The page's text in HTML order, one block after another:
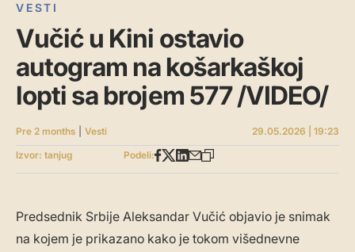
VESTI
Vučić u Kini ostavio
autogram na košarkaškoj
lopti sa brojem 577 /VIDEO/
Pre 2 months Vesti
29.05.2026 | 19:23
Izvor: tanjug
Podeli:
Predsednik Srbije Aleksandar Vučić objavio je snimak
na kojem je prikazano kako je tokom višednevne